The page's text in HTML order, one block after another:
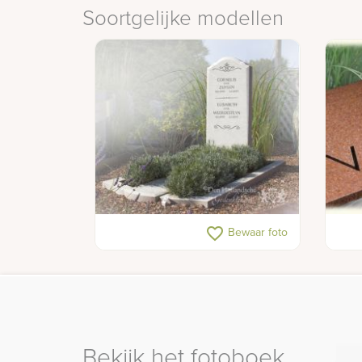
Soortgelijke modellen
Klassieke witte grafsteen
favorite_border Bewaar foto